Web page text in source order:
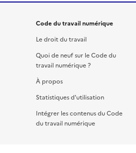
Code du travail numérique
Le droit du travail
Quoi de neuf sur le Code du
travail numérique ?
À propos
Statistiques d'utilisation
Intégrer les contenus du Code
du travail numérique